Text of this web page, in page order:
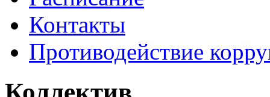
Контакты
Противодействие